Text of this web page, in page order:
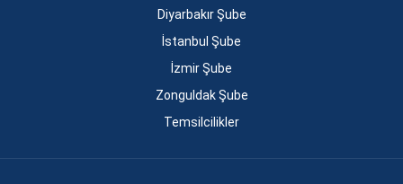
Diyarbakır Şube
İstanbul Şube
İzmir Şube
Zonguldak Şube
Temsilcilikler